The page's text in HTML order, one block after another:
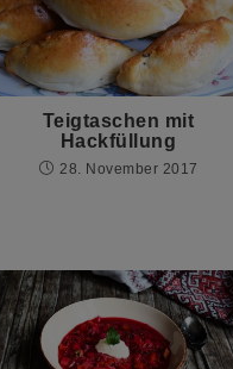
Teigtaschen mit
Hackfüllung
28. November 2017